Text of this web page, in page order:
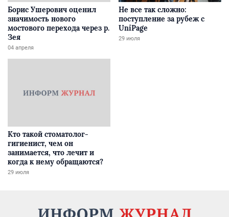
Борис Ушерович оценил
значимость нового
мостового перехода через р.
Зея
04 апреля
Не все так сложно:
поступление за рубеж с
UniPage
29 июля
Кто такой стоматолог-
гигиенист, чем он
занимается, что лечит и
когда к нему обращаются?
29 июля